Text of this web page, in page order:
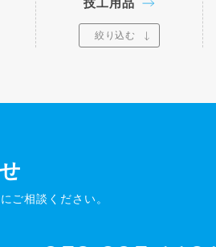
技工用品
絞り込む
ご相談ください。